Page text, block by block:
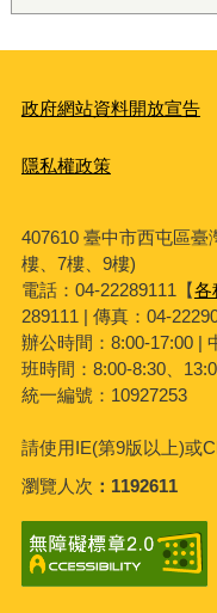
政府網站資料開放宣告
隱私權政策
407610 臺中市西屯區臺
樓、7樓、9樓)
電話：04-22289111【各
289111 | 傳真：04-
辦公時間：8:00-17:00 |
班時間：8:00-8:30、
統一編號：10927253
請使用IE(第9版以上)或
瀏覽人次
1192611